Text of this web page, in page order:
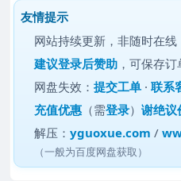
友情提示
网站持续更新，非随时在线
建议登录后赞助 ，可保存
网盘失效：提交工单 ·联系
充值优惠 （需登录）谢绝议
解压：yguoxue.com /
（一般为百度网盘获取）